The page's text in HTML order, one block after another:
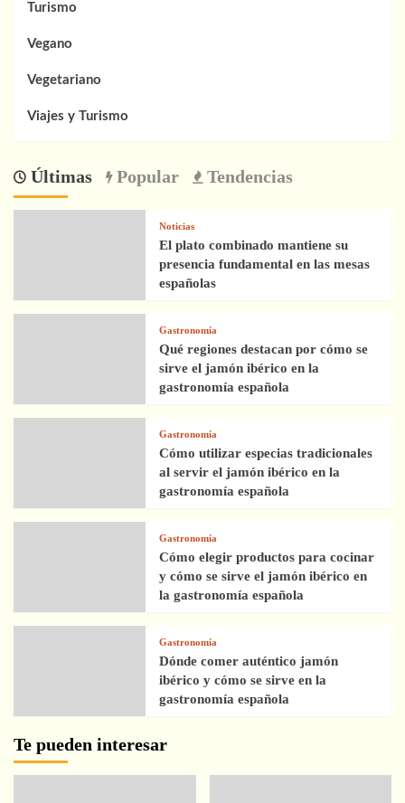
Turismo
Vegano
Vegetariano
Viajes y Turismo
Últimas Popular Tendencias
Noticias
El plato combinado mantiene su
presencia fundamental en las mesas
españolas
Gastronomía
Qué regiones destacan por cómo se
sirve el jamón ibérico en la
gastronomía española
Gastronomía
Cómo utilizar especias tradicionales
al servir el jamón ibérico en la
gastronomía española
Gastronomía
Cómo elegir productos para cocinar
y cómo se sirve el jamón ibérico en
la gastronomía española
Gastronomía
Dónde comer auténtico jamón
ibérico y cómo se sirve en la
gastronomía española
Te pueden interesar